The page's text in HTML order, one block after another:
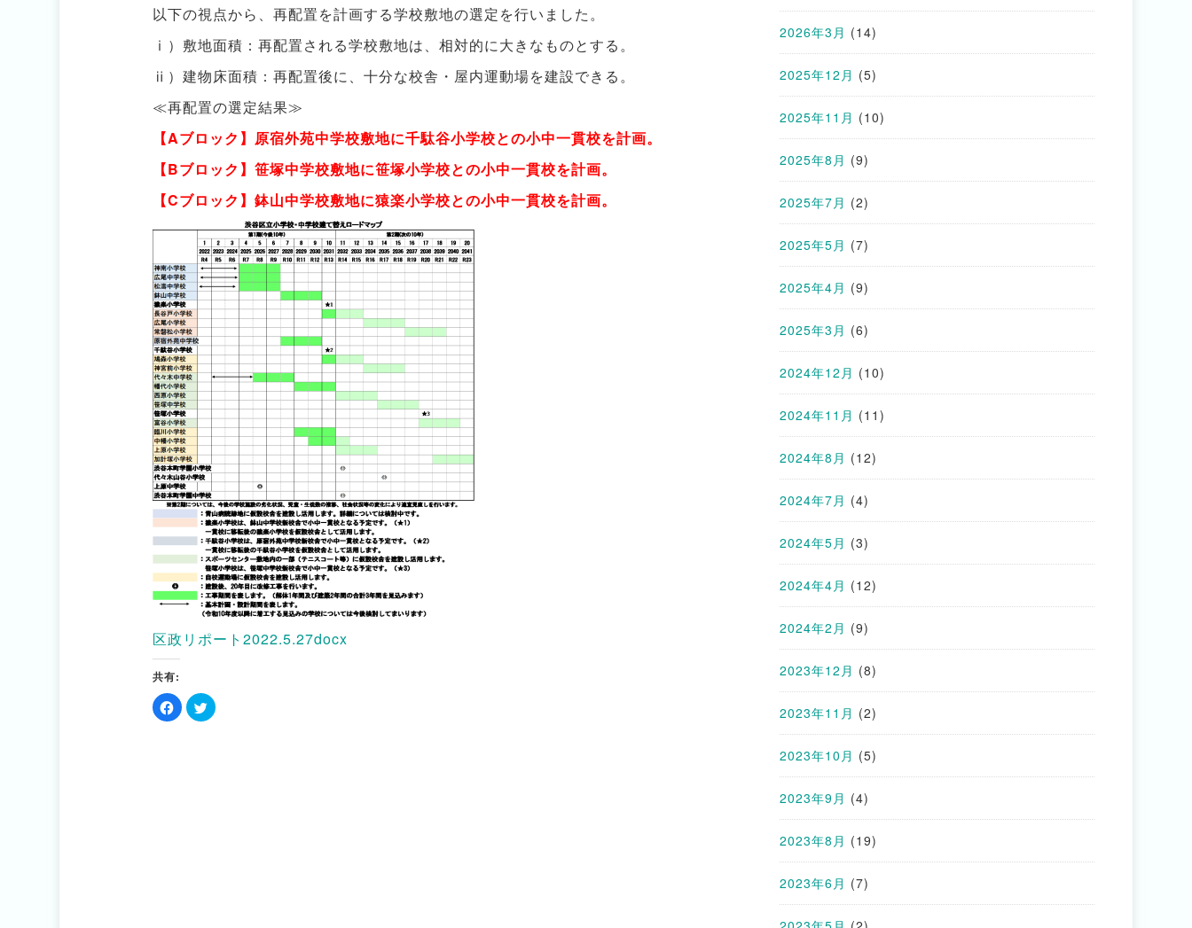
以下の視点から、再配置を計画する学校敷地の選定を行いました。
ⅰ）敷地面積：再配置される学校敷地は、相対的に大きなものとする。
ⅱ）建物床面積：再配置後に、十分な校舎・屋内運動場を建設できる。
≪再配置の選定結果≫
【Aブロック】原宿外苑中学校敷地に千駄谷小学校との小中一貫校を計画。
【Bブロック】笹塚中学校敷地に笹塚小学校との小中一貫校を計画。
【Cブロック】鉢山中学校敷地に猿楽小学校との小中一貫校を計画。
区政リポート2022.5.27docx
共有:
Facebook
で
ク
リ
2026年3月 (14)
2025年12月 (5)
2025年11月 (10)
2025年8月 (9)
2025年7月 (2)
2025年5月 (7)
2025年4月 (9)
2025年3月 (6)
2024年12月 (10)
2024年11月 (11)
2024年8月 (12)
2024年7月 (4)
2024年5月 (3)
2024年4月 (12)
2024年2月 (9)
2023年12月 (8)
2023年11月 (2)
2023年10月 (5)
2023年9月 (4)
2023年8月 (19)
2023年6月 (7)